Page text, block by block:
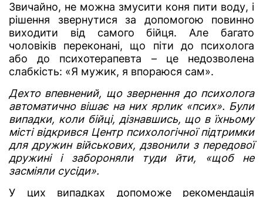
Звичайно, не можна змусити коня пити воду, і
рішення звернутися за допомогою повинно
виходити від самого бійця. Але багато
чоловіків переконані, що піти до психолога
або до психотерапевта – це недозволена
слабкість: «Я мужик, я впораюся сам».
Дехто впевнений, що звернення до психолога
автоматично вішає на них ярлик «псих». Були
випадки, коли бійці, дізнавшись, що в їхньому
місті відкрився Центр психологічної підтримки
для дружин військових, дзвонили з передової
дружині і забороняли туди йти, «щоб не
засміяли сусіди».
У цих випадках допоможе рекомендація